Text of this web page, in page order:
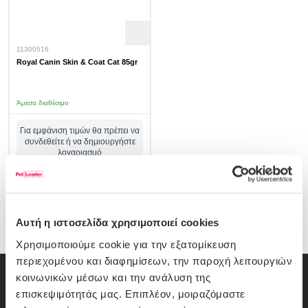
Αυτή η ιστοσελίδα χρησιμοποιεί cookies
Χρησιμοποιούμε cookie για την εξατομίκευση
περιεχομένου και διαφημίσεων, την παροχή λειτουργιών
κοινωνικών μέσων και την ανάλυση της
επισκεψιμότητάς μας. Επιπλέον, μοιραζόμαστε
11300516
Royal Canin Skin & Coat Cat 85gr
Άμεσα διαθέσιμο
Για εμφάνιση τιμών θα πρέπει να
συνδεθείτε ή να δημιουργήστε
λογαριασμό
Εγγραφή Newsletter